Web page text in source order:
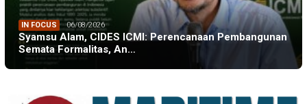
IN FOCUS 06/08/2026
Syamsu Alam, CIDES ICMI: Perencanaan Pembangunan
Semata Formalitas, An…